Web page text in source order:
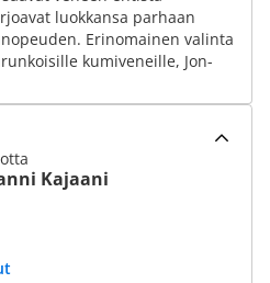
luokkansa parhaan
Erinomainen valinta
kumiveneille, Jon-
Kajaani